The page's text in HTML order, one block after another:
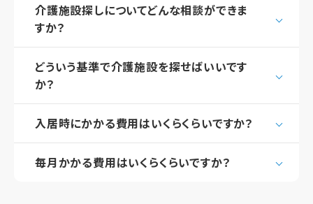
介護施設探しについてどんな相談ができま
すか？
どういう基準で介護施設を探せばいいです
か？
入居時にかかる費用はいくらくらいですか？
毎月かかる費用はいくらくらいですか？